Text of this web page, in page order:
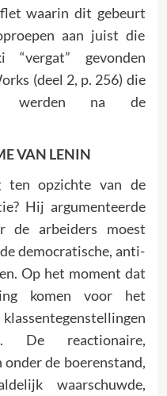
waarin dit gebeurt
aan juist die
“vergat” gevonden
(deel 2, p. 256) die
werden na de
VAN LENIN
ten opzichte van de
Hij argumenteerde
de arbeiders moest
democratische, anti-
Op het moment dat
komen voor het
De reactionaire,
de boerenstand,
waarschuwde,